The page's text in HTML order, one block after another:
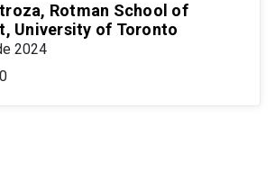
Rotman School of
University of Toronto
2024